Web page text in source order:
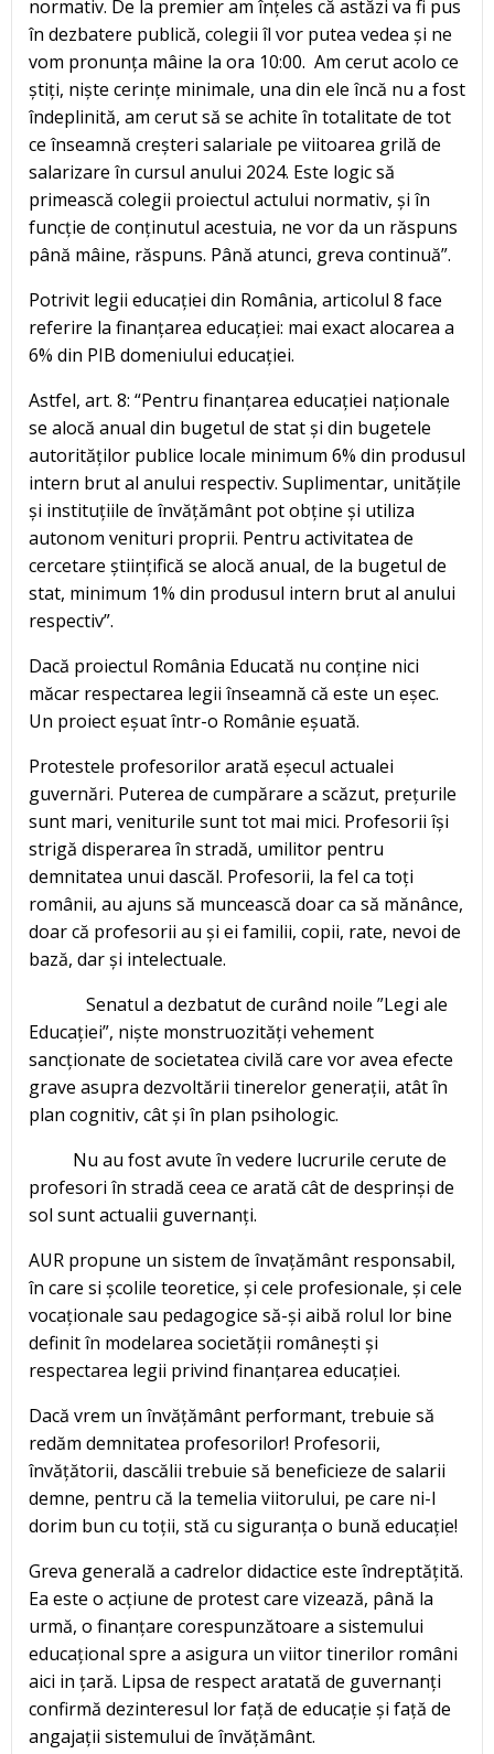
normativ. De la premier am înțeles că astăzi va fi pus
în dezbatere publică, colegii îl vor putea vedea și ne
vom pronunța mâine la ora 10:00. Am cerut acolo ce
știți, niște cerințe minimale, una din ele încă nu a fost
îndeplinită, am cerut să se achite în totalitate de tot
ce înseamnă creșteri salariale pe viitoarea grilă de
salarizare în cursul anului 2024. Este logic să
primească colegii proiectul actului normativ, și în
funcție de conținutul acestuia, ne vor da un răspuns
până mâine, răspuns. Până atunci, greva continuă”.
Potrivit legii educației din România, articolul 8 face
referire la finanțarea educației: mai exact alocarea a
6% din PIB domeniului educației.
Astfel, art. 8: “Pentru finanțarea educației naționale
se alocă anual din bugetul de stat și din bugetele
autorităților publice locale minimum 6% din produsul
intern brut al anului respectiv. Suplimentar, unitățile
și instituțiile de învățământ pot obține și utiliza
autonom venituri proprii. Pentru activitatea de
cercetare științifică se alocă anual, de la bugetul de
stat, minimum 1% din produsul intern brut al anului
respectiv”.
Dacă proiectul România Educată nu conține nici
măcar respectarea legii înseamnă că este un eșec.
Un proiect eșuat într-o Românie eșuată.
Protestele profesorilor arată eșecul actualei
guvernări. Puterea de cumpărare a scăzut, prețurile
sunt mari, veniturile sunt tot mai mici. Profesorii își
strigă disperarea în stradă, umilitor pentru
demnitatea unui dascăl. Profesorii, la fel ca toți
românii, au ajuns să muncească doar ca să mănânce,
doar că profesorii au și ei familii, copii, rate, nevoi de
bază, dar și intelectuale.
Senatul a dezbatut de curând noile ”Legi ale
Educației”, niște monstruozități vehement
sancționate de societatea civilă care vor avea efecte
grave asupra dezvoltării tinerelor generații, atât în
plan cognitiv, cât și în plan psihologic.
Nu au fost avute în vedere lucrurile cerute de
profesori în stradă ceea ce arată cât de desprinși de
sol sunt actualii guvernanți.
AUR propune un sistem de învațământ responsabil,
în care si școlile teoretice, și cele profesionale, și cele
vocaționale sau pedagogice să-și aibă rolul lor bine
definit în modelarea societății românești și
respectarea legii privind finanțarea educației.
Dacă vrem un învățământ performant, trebuie să
redăm demnitatea profesorilor! Profesorii,
învățătorii, dascălii trebuie să beneficieze de salarii
demne, pentru că la temelia viitorului, pe care ni-l
dorim bun cu toții, stă cu siguranța o bună educație!
Greva generală a cadrelor didactice este îndreptățită.
Ea este o acțiune de protest care vizează, până la
urmă, o finanțare corespunzătoare a sistemului
educațional spre a asigura un viitor tinerilor români
aici in țară. Lipsa de respect aratată de guvernanți
confirmă dezinteresul lor față de educație și față de
angajații sistemului de învățământ.